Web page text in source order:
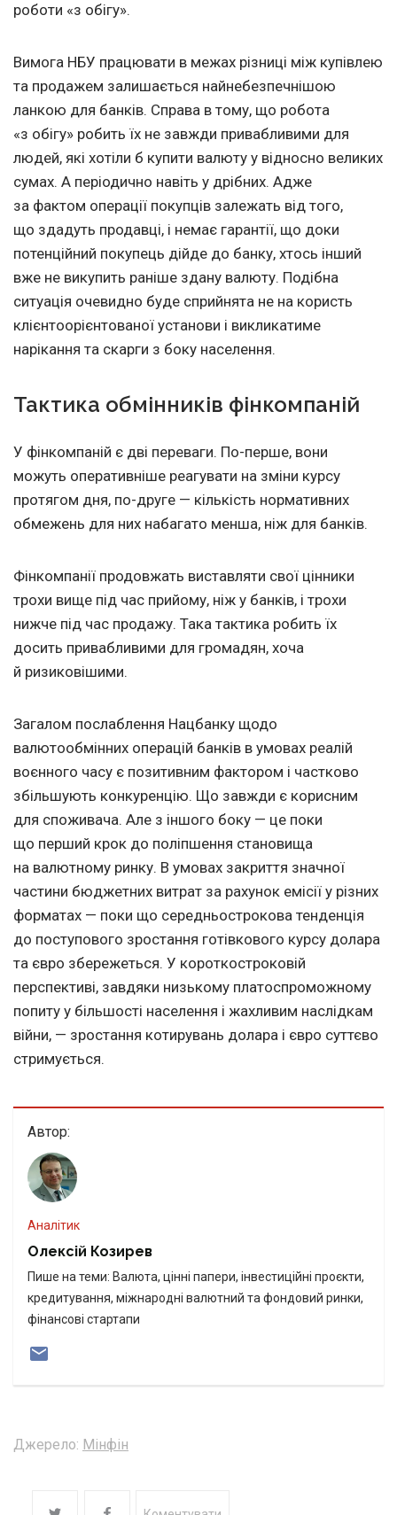
роботи «з обігу».
Вимога НБУ працювати в межах різниці між купівлею
та продажем залишається найнебезпечнішою
ланкою для банків. Справа в тому, що робота
«з обігу» робить їх не завжди привабливими для
людей, які хотіли б купити валюту у відносно великих
сумах. А періодично навіть у дрібних. Адже
за фактом операції покупців залежать від того,
що здадуть продавці, і немає гарантії, що доки
потенційний покупець дійде до банку, хтось інший
вже не викупить раніше здану валюту. Подібна
ситуація очевидно буде сприйнята не на користь
клієнтоорієнтованої установи і викликатиме
нарікання та скарги з боку населення.
Тактика обмінників фінкомпаній
У фінкомпаній є дві переваги. По-перше, вони
можуть оперативніше реагувати на зміни курсу
протягом дня, по-друге — кількість нормативних
обмежень для них набагато менша, ніж для банків.
Фінкомпанії продовжать виставляти свої цінники
трохи вище під час прийому, ніж у банків, і трохи
нижче під час продажу. Така тактика робить їх
досить привабливими для громадян, хоча
й ризиковішими.
Загалом послаблення Нацбанку щодо
валютообмінних операцій банків в умовах реалій
воєнного часу є позитивним фактором і частково
збільшують конкуренцію. Що завжди є корисним
для споживача. Але з іншого боку — це поки
що перший крок до поліпшення становища
на валютному ринку. В умовах закриття значної
частини бюджетних витрат за рахунок емісії у різних
форматах — поки що середньострокова тенденція
до поступового зростання готівкового курсу долара
та євро збережеться. У короткостроковій
перспективі, завдяки низькому платоспроможному
попиту у більшості населення і жахливим наслідкам
війни, — зростання котирувань долара і євро суттєво
стримується.
Автор:
Аналітик
Олексій Козирев
Пише на теми: Валюта, цінні папери, інвестиційні проєкти,
кредитування, міжнародні валютний та фондовий ринки,
фінансові стартапи
Джерело: Мінфін